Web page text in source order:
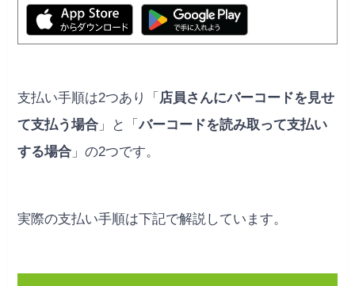
支払い手順は2つあり「 店員さんにバーコードを見せ
て支払う場合 」と「バーコードを読み取って支払い
する場合 」の2つです。
実際の支払い手順は下記で解説しています。